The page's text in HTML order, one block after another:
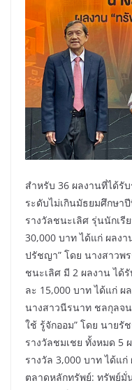
สำหรับ 36 ผลงานที่ได้รั
ระดับไม่เกินมัธยมศึกษา
รางวัลชนะเลิศ รุ่นนักเรี
30,000 บาท ได้แก่ ผลง
ปรัชญา” โดย นางสาวพ
ชนะเลิศ มี 2 ผลงาน ได้
ละ 15,000 บาท ได้แก่ ผ
นางสาวนีรนาท ชลกุลจ
ใช้ รู้จักออม” โดย นาย
รางวัลชมเชย ทั้งหมด 5
รางวัล 3,000 บาท ได้แ
ตลาดหลักทรัพย์: ทรัพย์มั่